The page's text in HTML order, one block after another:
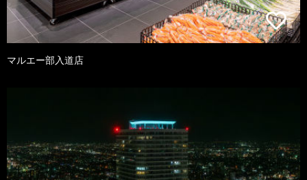
マルエー部入道店